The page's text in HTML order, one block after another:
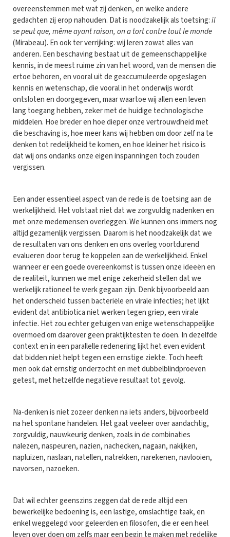
overeenstemmen met wat zij denken, en welke andere
gedachten zij erop nahouden. Dat is noodzakelijk als toetsing:il
se peut que, même ayant raison, on a tort contre tout le monde
(Mirabeau). En ook ter verrijking: wij leren zowat alles van
anderen. Een beschaving bestaat uit de gemeenschappelijke
kennis, in de meest ruime zin van het woord, van de mensen die
ertoe behoren, en vooral uit de geaccumuleerde opgeslagen
kennis en wetenschap, die vooral in het onderwijs wordt
ontsloten en doorgegeven, maar waartoe wij allen een leven
lang toegang hebben, zeker met de huidige technologische
middelen. Hoe breder en hoe dieper onze vertrouwdheid met
die beschaving is, hoe meer kans wij hebben om door zelf na te
denken tot redelijkheid te komen, en hoe kleiner het risico is
dat wij ons ondanks onze eigen inspanningen toch zouden
vergissen.
Een ander essentieel aspect van de rede is de toetsing aan de
werkelijkheid. Het volstaat niet dat we zorgvuldig nadenken en
met onze medemensen overleggen. We kunnen ons immers nog
altijd gezamenlijk vergissen. Daarom is het noodzakelijk dat we
de resultaten van ons denken en ons overleg voortdurend
evalueren door terug te koppelen aan de werkelijkheid. Enkel
wanneer er een goede overeenkomst is tussen onze ideeën en
de realiteit, kunnen we met enige zekerheid stellen dat we
werkelijk rationeel te werk gegaan zijn. Denk bijvoorbeeld aan
het onderscheid tussen bacteriële en virale infecties; het lijkt
evident dat antibiotica niet werken tegen griep, een virale
infectie. Het zou echter getuigen van enige wetenschappelijke
overmoed om daarover geen praktijktesten te doen. In dezelfde
context en in een parallelle redenering lijkt het even evident
dat bidden niet helpt tegen een ernstige ziekte. Toch heeft
men ook dat ernstig onderzocht en met dubbelblindproeven
getest, met hetzelfde negatieve resultaat tot gevolg.
Na-denken is niet zozeer denken na iets anders, bijvoorbeeld
na het spontane handelen. Het gaat veeleer over aandachtig,
zorgvuldig, nauwkeurig denken, zoals in de combinaties
nalezen, naspeuren, nazien, nachecken, nagaan, nakijken,
napluizen, naslaan, natellen, natrekken, narekenen, navlooien,
navorsen, nazoeken.
Dat wil echter geenszins zeggen dat de rede altijd een
bewerkelijke bedoening is, een lastige, omslachtige taak, en
enkel weggelegd voor geleerden en filosofen, die er een heel
leven over doen om zelfs maar een begin te maken met redelijke